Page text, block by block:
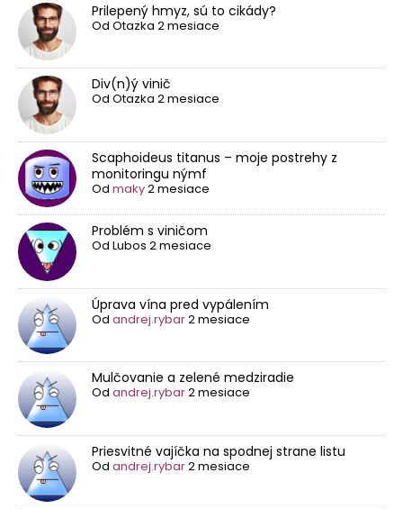
Prilepený hmyz, sú to cikády?
Od Otazka 2 mesiace
Div(n)ý vinič
Od Otazka 2 mesiace
Scaphoideus titanus – moje postrehy z
monitoringu nýmf
Od maky2 mesiace
Problém s viničom
Od Lubos 2 mesiace
Úprava vína pred vypálením
Od andrej.rybar2 mesiace
Mulčovanie a zelené medziradie
Od andrej.rybar2 mesiace
Priesvitné vajíčka na spodnej strane listu
Od andrej.rybar2 mesiace